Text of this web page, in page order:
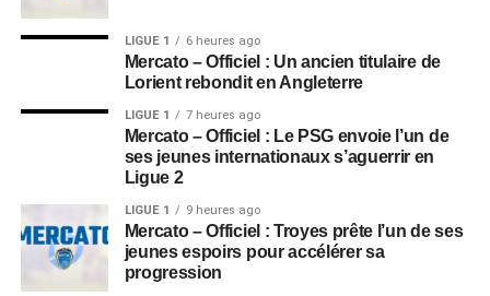
LIGUE 1 6 heures ago
Mercato – Officiel : Un ancien titulaire de
Lorient rebondit en Angleterre
LIGUE 1 7 heures ago
Mercato – Officiel : Le PSG envoie l’un de
ses jeunes internationaux s’aguerrir en
Ligue 2
LIGUE 1 9 heures ago
Mercato – Officiel : Troyes prête l’un de ses
jeunes espoirs pour accélérer sa
progression